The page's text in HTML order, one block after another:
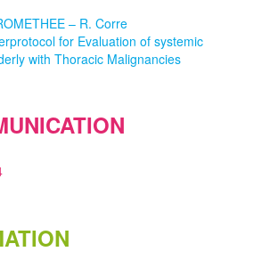
– R. Corre
for Evaluation of systemic
with Thoracic Malignancies